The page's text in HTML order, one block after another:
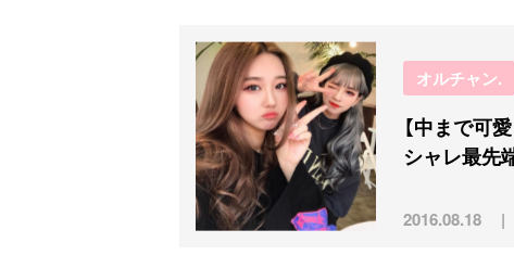
オルチャン.
2016.08.18
【中まで可
シャレ最